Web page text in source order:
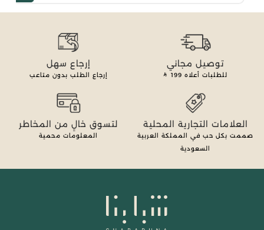
توصيل مجاني
للطلبات أعلاه 199
إرجاع سهل
إرجاع الطلب بدون متاعب
العلامات التجارية المحلية
صممت بكل حب في المملكة العربية
السعودية
لتسوق خالٍ من المخاطر
المعلومات محمية